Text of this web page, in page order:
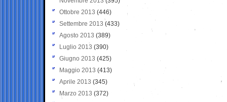
Ottobre 2013 (446)
Settembre 2013 (433)
Agosto 2013 (389)
Luglio 2013 (390)
Giugno 2013 (425)
Maggio 2013 (413)
Aprile 2013 (345)
Marzo 2013 (372)